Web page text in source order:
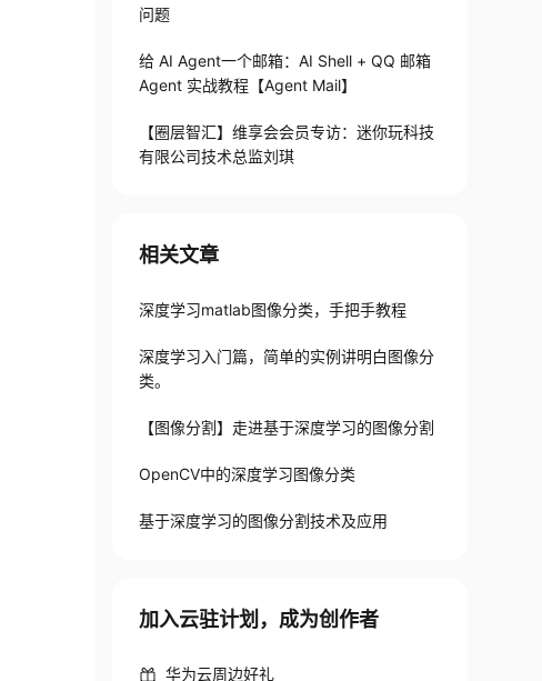
问题
给 AI Agent一个邮箱：AI Shell + QQ 邮箱
Agent 实战教程【Agent Mail】
【圈层智汇】维享会会员专访：迷你玩科技
有限公司技术总监刘琪
相关文章
深度学习matlab图像分类，手把手教程
深度学习入门篇，简单的实例讲明白图像分
类。
【图像分割】走进基于深度学习的图像分割
OpenCV中的深度学习图像分类
基于深度学习的图像分割技术及应用
加入云驻计划，成为创作者
华为云周边好礼